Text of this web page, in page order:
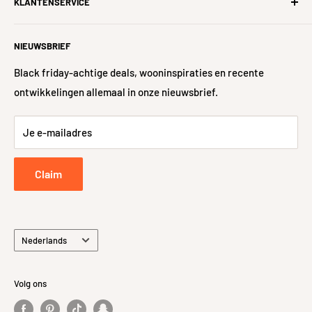
Geschikt voor
Ja
Over ons
Nieuwe woning?
Algemene voorwaarden
Sitemap
Veelgestelde vragen
Levering
48-uurs controle
Retour- en Terugbetalingsbeleid
Retourneren
Privacybeleid
NIEUWSBRIEF
Black friday-achtige deals, wooninspiraties en recente
ontwikkelingen allemaal in onze nieuwsbrief.
Je e-mailadres
Claim
Taal
Nederlands
Volg ons